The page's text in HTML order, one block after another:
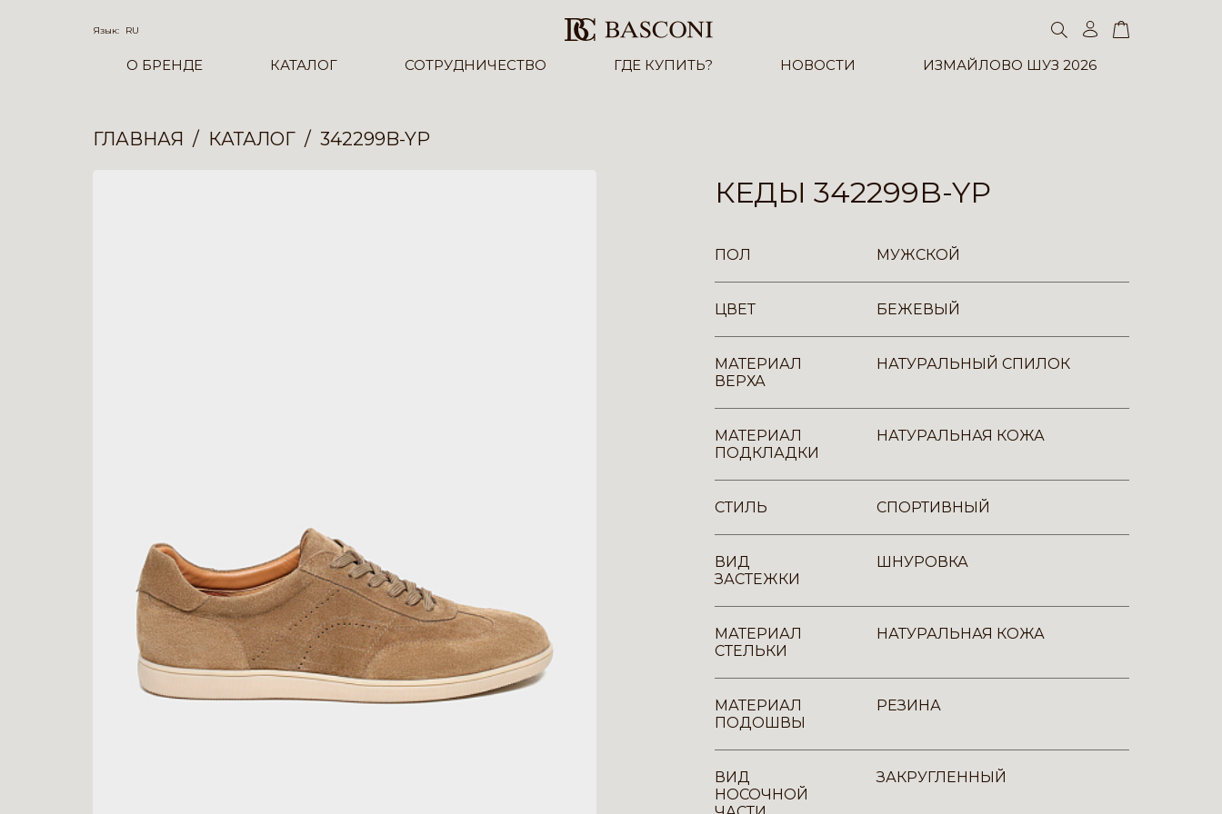
Язык: RU
О БРЕНДЕ КАТАЛОГ СОТРУДНИЧЕСТВО ГДЕ КУПИТЬ? НОВОСТИ ИЗМАЙЛОВО ШУЗ 2026
ГЛАВНАЯ КАТАЛОГ 342299B-YP
КЕДЫ 342299B-YP
ПОЛ МУЖСКОЙ
ЦВЕТ БЕЖЕВЫЙ
МАТЕРИАЛ
ВЕРХА
НАТУРАЛЬНЫЙ СПИЛОК
МАТЕРИАЛ
ПОДКЛАДКИ
НАТУРАЛЬНАЯ КОЖА
СТИЛЬ СПОРТИВНЫЙ
ВИД
ЗАСТЕЖКИ
ШНУРОВКА
МАТЕРИАЛ
СТЕЛЬКИ
НАТУРАЛЬНАЯ КОЖА
МАТЕРИАЛ
ПОДОШВЫ
РЕЗИНА
ВИД
НОСОЧНОЙ
ЗАКРУГЛЕННЫЙ